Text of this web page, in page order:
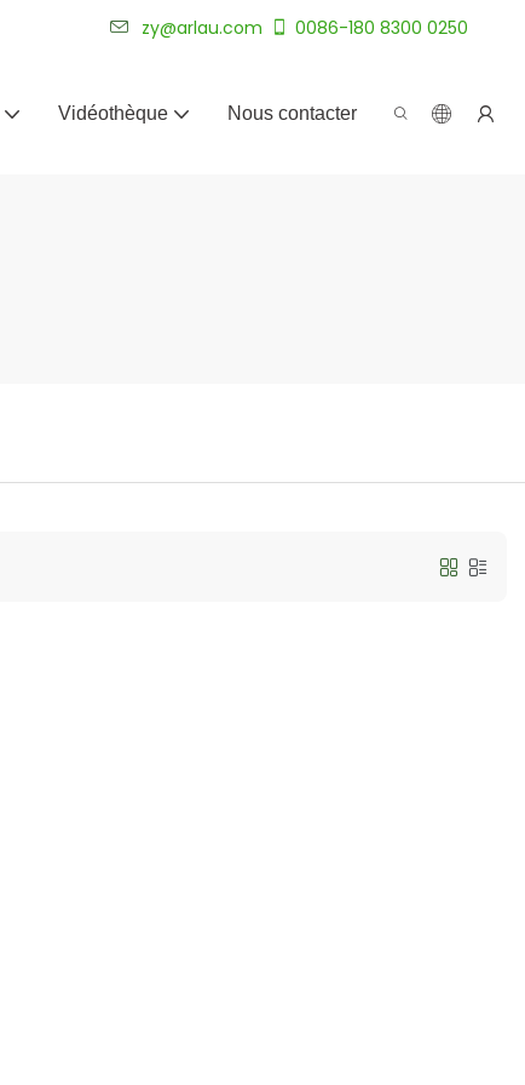
zy@arlau.com 0086-180 8300 0250
Vidéothèque Nous contacter